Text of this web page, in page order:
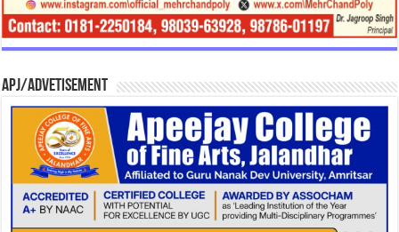
APJ/Advetisement